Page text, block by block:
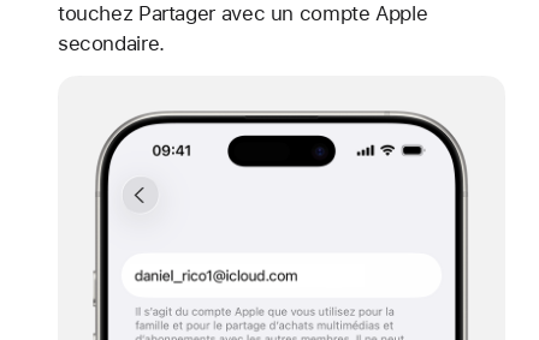
touchez Partager avec un compte Apple
secondaire.